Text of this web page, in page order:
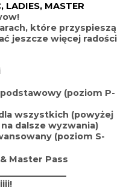
LADIES, MASTER
które przyspieszą
jeszcze więcej radości
(poziom P-
wszystkich (powyżej
dalsze wyzwania)
(poziom S-
Master Pass